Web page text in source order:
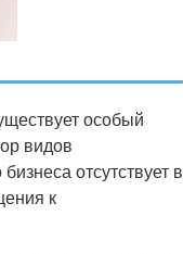
особый
видов
отсутствует в
к